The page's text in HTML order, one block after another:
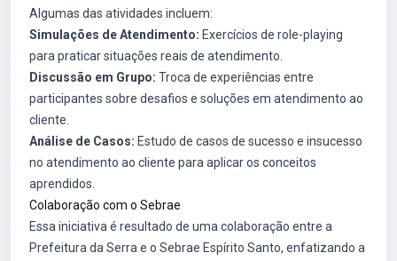
Algumas das atividades incluem:
Simulações de Atendimento: Exercícios de role-playing
para praticar situações reais de atendimento.
Discussão em Grupo: Troca de experiências entre
participantes sobre desafios e soluções em atendimento ao
cliente.
Análise de Casos: Estudo de casos de sucesso e insucesso
no atendimento ao cliente para aplicar os conceitos
aprendidos.
Colaboração com o Sebrae
Essa iniciativa é resultado de uma colaboração entre a
Prefeitura da Serra e o Sebrae Espírito Santo, enfatizando a